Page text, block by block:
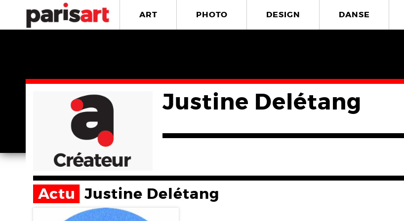
ART PHOTO DESIGN DANSE
Justine Delétang
Actu Justine Delétang